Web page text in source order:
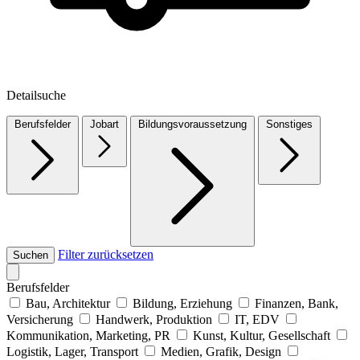
Detailsuche
Berufsfelder Jobart Bildungsvoraussetzung Sonstiges
Suchen Filter zurücksetzen
Berufsfelder
Bau, Architektur
Bildung, Erziehung
Finanzen, Bank,
Versicherung
Handwerk, Produktion
IT, EDV
Kommunikation, Marketing, PR
Kunst, Kultur, Gesellschaft
Logistik, Lager, Transport
Medien, Grafik, Design